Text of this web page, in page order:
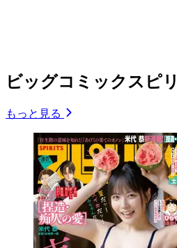
ビッグコミックスピ
もっと見る